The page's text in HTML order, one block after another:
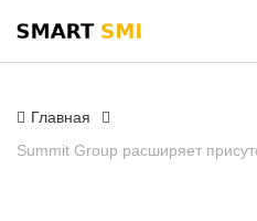
Главная
Summit Group расширяет